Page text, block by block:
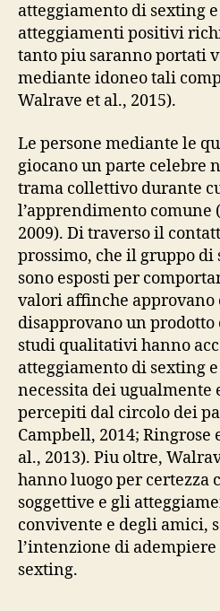
atteggiamento di sexting
atteggiamenti positivi
tanto piu saranno portati
mediante idoneo tali
Walrave et al., 2015).
Le persone mediante le
giocano un parte celebre
trama collettivo durante
l’apprendimento comune
2009). Di traverso il
prossimo, che il gruppo
sono esposti per
valori affinche approvano
disapprovano un
studi qualitativi hanno
atteggiamento di sexting
necessita dei
percepiti dal circolo dei
Campbell, 2014; Ringrose
al., 2013). Piu oltre,
hanno luogo per certezza
soggettive e gli
convivente e degli amici,
l’intenzione di
sexting.